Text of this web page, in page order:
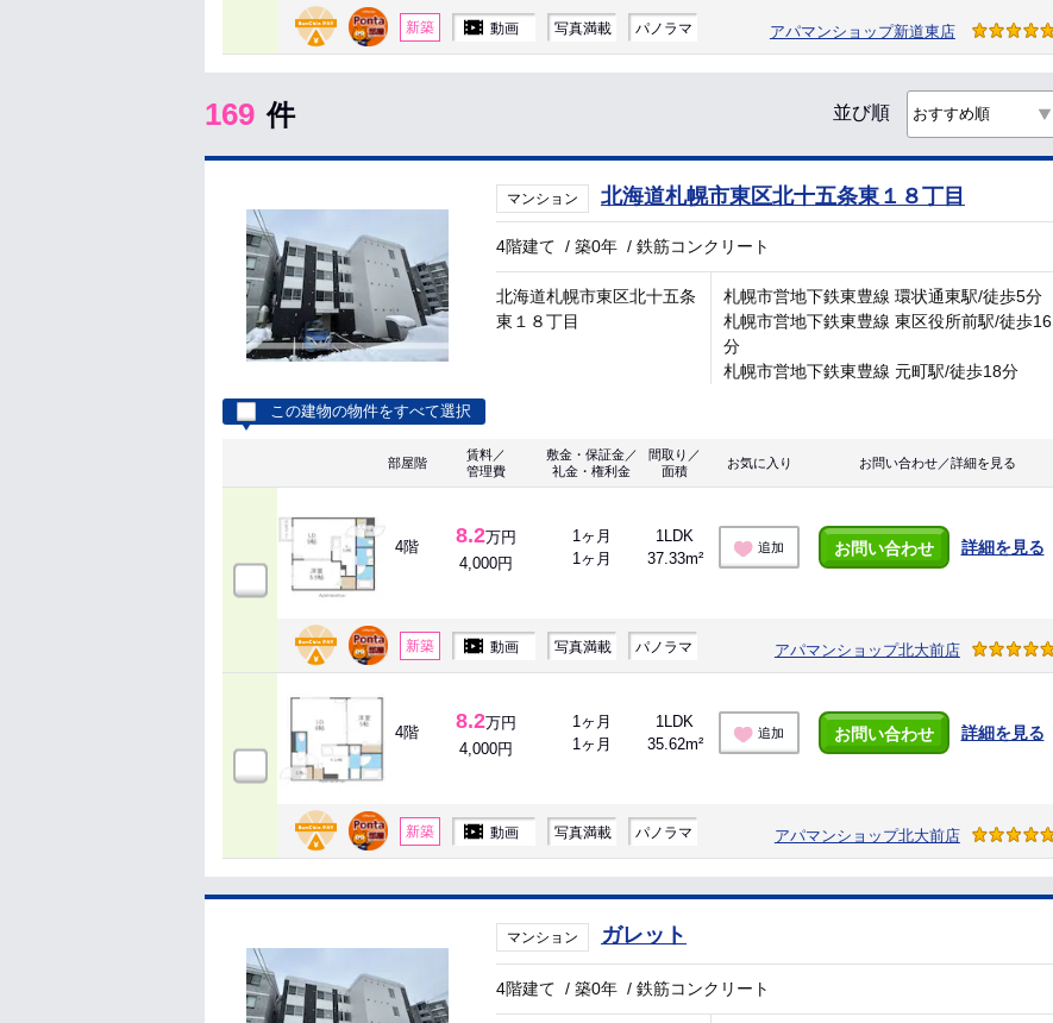
新築 動画 写真満載 パノラマ アパマンショップ新道東店
169 件 並び順
マンション 北海道札幌市東区北十五条東１８丁目
4階建て /築0年 /鉄筋コンクリート
北海道札幌市東区北十五条
東１８丁目
札幌市営地下鉄東豊線 環状通東駅/徒歩5分
札幌市営地下鉄東豊線 東区役所前駅/徒歩16
分
札幌市営地下鉄東豊線 元町駅/徒歩18分
この建物の物件をすべて選択
部屋階
賃料／
管理費
敷金・保証金／
礼金・権利金
間取り／
面積
お気に入り お問い合わせ／詳細を見る
4階 8.2万円
4,000円
1ヶ月
1ヶ月
1LDK
37.33m²
追加 お問い合わせ 詳細を見る
新築 動画 写真満載 パノラマ アパマンショップ北大前店
4階 8.2万円
4,000円
1ヶ月
1ヶ月
1LDK
35.62m²
追加 お問い合わせ 詳細を見る
新築 動画 写真満載 パノラマ アパマンショップ北大前店
マンション ガレット
4階建て /築0年 /鉄筋コンクリート